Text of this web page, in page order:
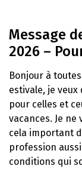
Message
2026 –
Bonjour à
estivale, je
pour celles et
vacances. Je
cela important
profession
conditions qui